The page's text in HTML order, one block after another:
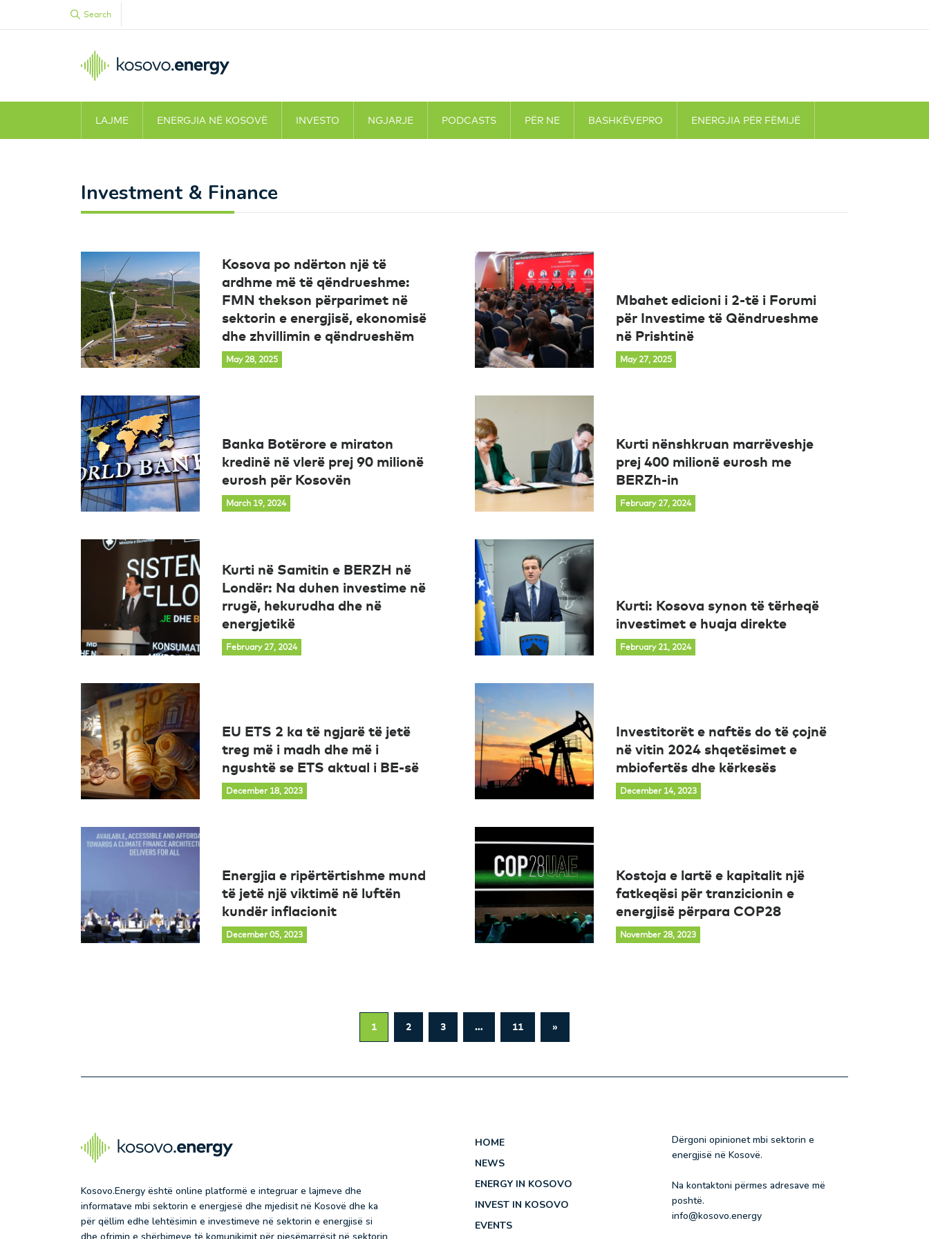
Search
LAJME ENERGJIA NË KOSOVË INVESTO NGJARJE PODCASTS PËR NE BASHKËVEPRO ENERGJIA PËR FËMIJË
Investment & Finance
Kosova po ndërton një të
ardhme më të qëndrueshme:
FMN thekson përparimet në
sektorin e energjisë, ekonomisë
dhe zhvillimin e qëndrueshëm
May 28, 2025
Mbahet edicioni i 2-të i Forumi
për Investime të Qëndrueshme
në Prishtinë
May 27, 2025
Banka Botërore e miraton
kredinë në vlerë prej 90 milionë
eurosh për Kosovën
March 19, 2024
Kurti nënshkruan marrëveshje
prej 400 milionë eurosh me
BERZh-in
February 27, 2024
Kurti në Samitin e BERZH në
Londër: Na duhen investime në
rrugë, hekurudha dhe në
energjetikë
February 27, 2024
Kurti: Kosova synon të tërheqë
investimet e huaja direkte
February 21, 2024
EU ETS 2 ka të ngjarë të jetë
treg më i madh dhe më i
ngushtë se ETS aktual i BE-së
December 18, 2023
Investitorët e naftës do të çojnë
në vitin 2024 shqetësimet e
mbiofertës dhe kërkesës
December 14, 2023
Energjia e ripërtërtishme mund
të jetë një viktimë në luftën
kundër inflacionit
December 05, 2023
Kostoja e lartë e kapitalit një
fatkeqësi për tranzicionin e
energjisë përpara COP28
November 28, 2023
1 2 3 … 11 »
Kosovo.Energy është online platformë e integruar e lajmeve dhe
informatave mbi sektorin e energjesë dhe mjedisit në Kosovë dhe ka
për qëllim edhe lehtësimin e investimeve në sektorin e energjisë si
HOME
NEWS
ENERGY IN KOSOVO
INVEST IN KOSOVO
EVENTS
Dërgoni opinionet mbi sektorin e
energjisë në Kosovë.
Na kontaktoni përmes adresave më
poshtë.
info@kosovo.energy